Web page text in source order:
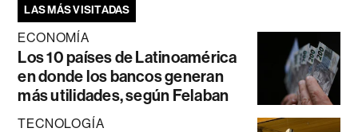
LAS MÁS VISITADAS
ECONOMÍA
Los 10 países de Latinoamérica
en donde los bancos generan
más utilidades, según Felaban
TECNOLOGÍA